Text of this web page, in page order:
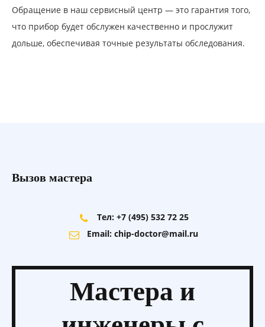
Обращение в наш сервисный центр — это гарантия того,
что прибор будет обслужен качественно и прослужит
дольше, обеспечивая точные результаты обследования.
Вызов мастера
Тел: +7 (495) 532 72 25
Email: chip-doctor@mail.ru
Мастера и